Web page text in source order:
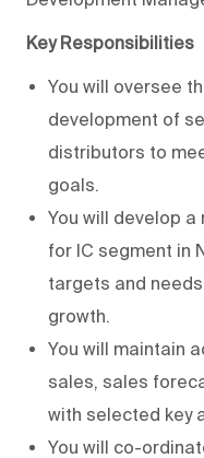
Key Responsibilities
You will oversee
development of
distributors to
goals.
You will develop a
for IC segment in
targets and
growth.
You will maintain
sales, sales
with selected key
You will co-